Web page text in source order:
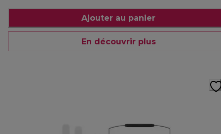
Ajouter au panier
En découvrir plus